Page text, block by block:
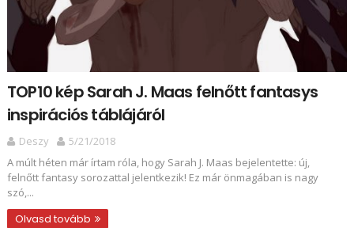
TOP10 kép Sarah J. Maas felnőtt fantasys
inspirációs táblájáról
Deszy
5/21/2018
A múlt héten már írtam róla, hogy Sarah J. Maas bejelentette: új,
felnőtt fantasy sorozattal jelentkezik! Ez már önmagában is nagy
szó,...
Olvasd tovább